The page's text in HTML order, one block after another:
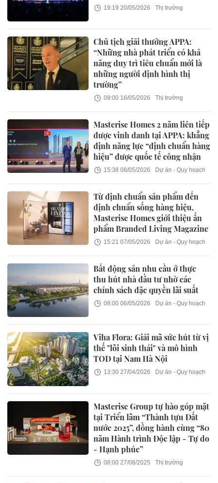
19:19 20/05/2026 Thị trường
Chủ tịch giải thưởng APPA:
“Những nhà phát triển có khả
năng duy trì tiêu chuẩn mới là
những người định hình thị
trường”
09:00 16/05/2026 Thị trường
Masterise Homes 2 năm liên tiếp
được vinh danh tại APPA: khẳng
định năng lực “định chuẩn hàng
hiệu” được quốc tế công nhận
15:38 08/05/2026 Dự án - Quy hoạch
Từ định chuẩn sản phẩm đến
định chuẩn sống hàng hiệu,
Masterise Homes giới thiệu ấn
phẩm Branded Living Magazine
15:21 07/05/2026 Dự án - Quy hoạch
Bất động sản nhu cầu ở thực
thu hút nhà đầu tư nhờ các
chính sách đặc quyền lãi suất
08:00 06/05/2026 Dự án - Quy hoạch
Viha Flora: Giải mã sức hút từ vị
thế "lõi sinh thái" và mô hình
TOD tại Nam Hà Nội
13:30 27/04/2026 Dự án - Quy hoạch
Masterise Group tự hào góp mặt
tại Triển lãm “Thành tựu Đất
nước 2025”, đồng hành cùng “80
năm Hành trình Độc lập - Tự do
- Hạnh phúc”
08:00 27/08/2025 Thị trường